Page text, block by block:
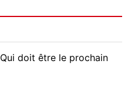
doit être le prochain